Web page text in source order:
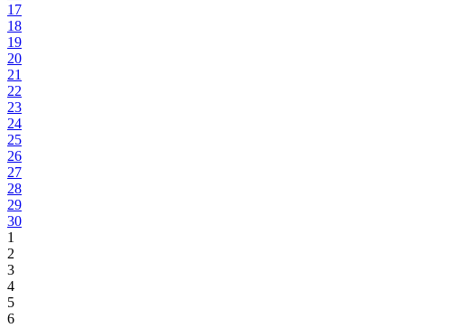
17
18
19
20
21
22
23
24
25
26
27
28
29
30
1
2
3
4
5
6